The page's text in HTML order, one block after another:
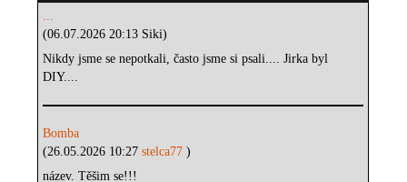
...
(06.07.2026 20:13 Siki)
Nikdy jsme se nepotkali, často jsme si psali.... Jirka byl
DIY....
Bomba
(26.05.2026 10:27stelca77)
název. Těšim se!!!